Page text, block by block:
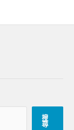
搜
尋